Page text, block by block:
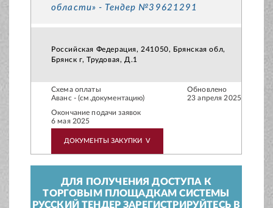
области» - Тендер №39621291
Российская Федерация, 241050, Брянская обл,
Брянск г, Трудовая, Д.1
Схема оплаты
Аванс - (см.документацию)
Обновлено
23 апреля 2025
Окончание подачи заявок
6 мая 2025
ДОКУМЕНТЫ ЗАКУПКИ V
ДЛЯ ПОЛУЧЕНИЯ ДОСТУПА К
ТОРГОВЫМ ПЛОЩАДКАМ СИСТЕМЫ
РУССКИЙ ТЕНДЕР ЗАРЕГИСТРИРУЙТЕСЬ В